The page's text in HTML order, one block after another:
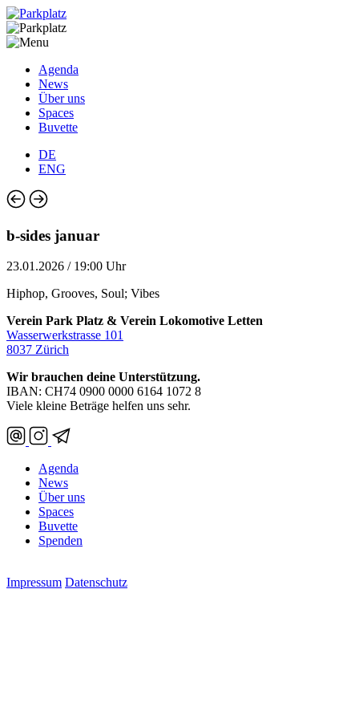
Agenda
News
Über uns
Spaces
Buvette
DE
ENG
b-sides januar
23.01.2026 / 19:00 Uhr
Hiphop, Grooves, Soul; Vibes
Verein Park Platz & Verein Lokomotive Letten
Wasserwerkstrasse 101
8037 Zürich
Wir brauchen deine Unterstützung.
IBAN: CH74 0900 0000 6164 1072 8
Viele kleine Beträge helfen uns sehr.
Agenda
News
Über uns
Spaces
Buvette
Spenden
Impressum Datenschutz